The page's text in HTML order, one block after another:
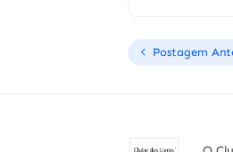
Postagem